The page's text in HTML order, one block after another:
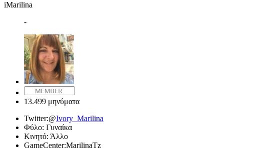
iMarilina
-
13.499 μηνύματα
Twitter:@Ivory_Marilina
Φύλο: Γυναίκα
Κινητό: Άλλο
GameCenter:MarilinaTz